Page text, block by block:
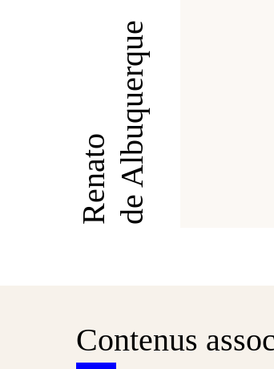
Renatode Albuquerque
Contenus